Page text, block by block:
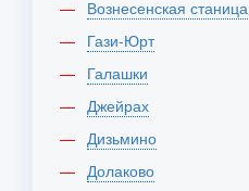
Вознесенская станица
Гази-Юрт
Галашки
Джейрах
Дизьмино
Долаково